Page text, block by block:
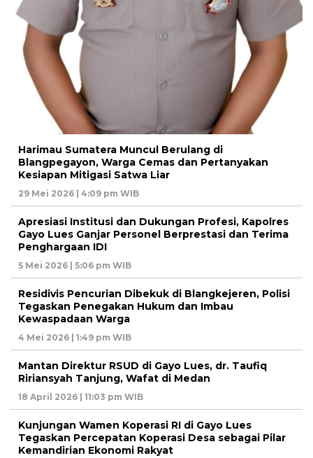
Harimau Sumatera Muncul Berulang di
Blangpegayon, Warga Cemas dan Pertanyakan
Kesiapan Mitigasi Satwa Liar
29 Mei 2026 | 4:09 pm WIB
Apresiasi Institusi dan Dukungan Profesi, Kapolres
Gayo Lues Ganjar Personel Berprestasi dan Terima
Penghargaan IDI
5 Mei 2026 | 5:06 pm WIB
Residivis Pencurian Dibekuk di Blangkejeren, Polisi
Tegaskan Penegakan Hukum dan Imbau
Kewaspadaan Warga
4 Mei 2026 | 1:49 pm WIB
Mantan Direktur RSUD di Gayo Lues, dr. Taufiq
Ririansyah Tanjung, Wafat di Medan
18 April 2026 | 11:03 pm WIB
Kunjungan Wamen Koperasi RI di Gayo Lues
Tegaskan Percepatan Koperasi Desa sebagai Pilar
Kemandirian Ekonomi Rakyat